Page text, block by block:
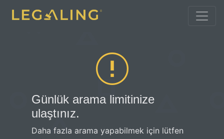
Günlük arama limitinize
ulaştınız.
Daha fazla arama yapabilmek için lütfen